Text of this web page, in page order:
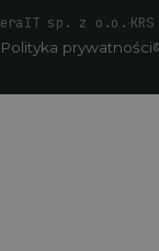
eraIT sp. z o.o.
Polityka prywatności